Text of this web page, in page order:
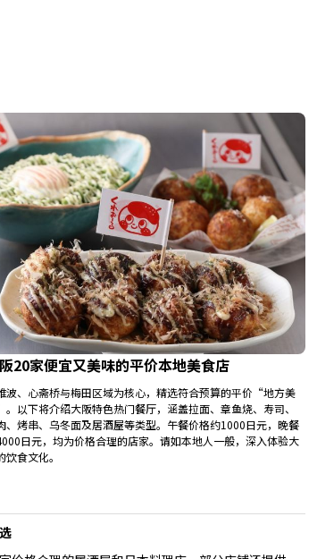
20家便宜又美味的平价本地美食店
波、心斋桥与梅田区域为核心，精选符合预算的平价“地方美
以下将介绍大阪特色热门餐厅，涵盖拉面、章鱼烧、寿司、
、烤串、乌冬面及居酒屋等类型。午餐价格约1000日元，晚餐
日元，均为价格合理的店家。请如本地人一般，深入体验大
饮食文化。